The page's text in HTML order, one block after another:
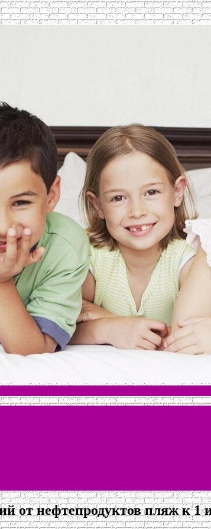
от нефтепродуктов пляж к 1